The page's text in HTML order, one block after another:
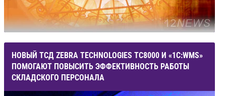
НОВЫЙ ТСД ZEBRA TECHNOLOGIES ТС8000 И «1С:WMS»
ПОМОГАЮТ ПОВЫСИТЬ ЭФФЕКТИВНОСТЬ РАБОТЫ
СКЛАДСКОГО ПЕРСОНАЛА